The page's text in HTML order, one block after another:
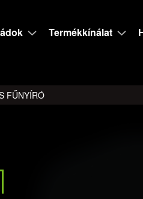
Termékkínálat
FŰNYÍRÓ